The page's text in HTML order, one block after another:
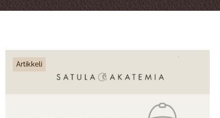
Artikkeli